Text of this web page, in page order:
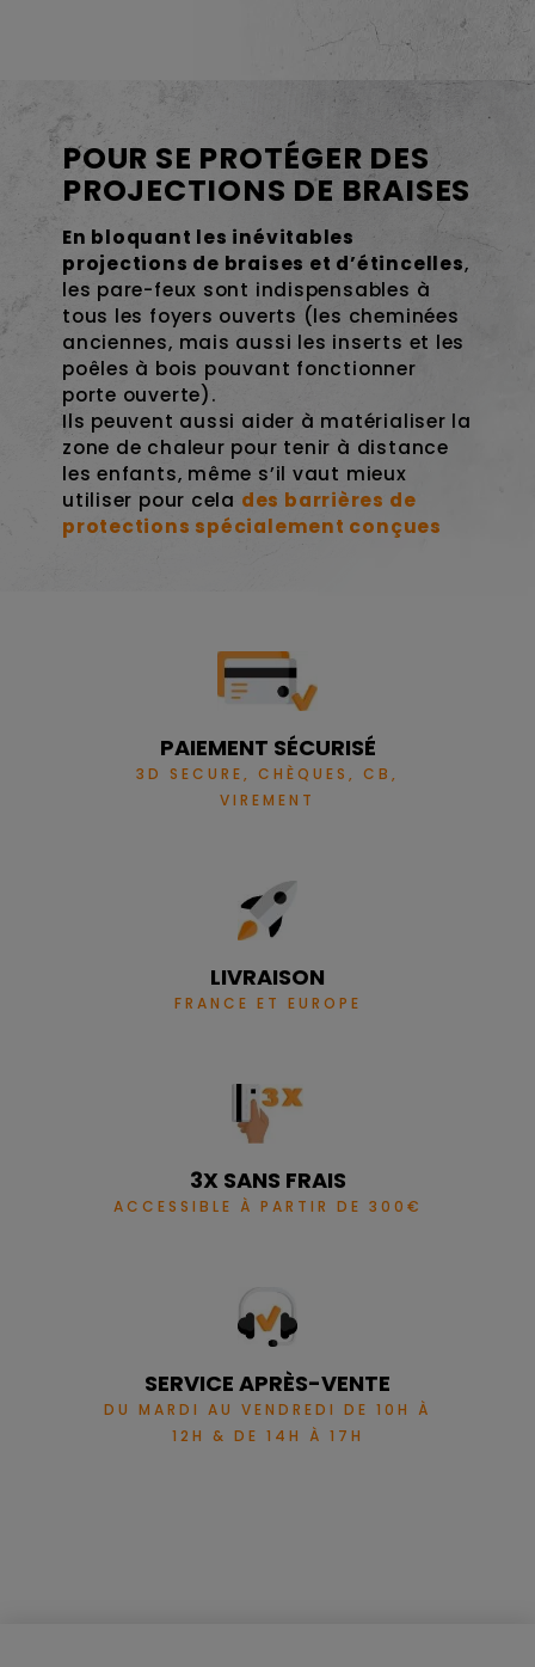
POUR SE PROTÉGER DES
PROJECTIONS DE BRAISES
En bloquant les inévitables
projections de braises et d’étincelles,
les pare-feux sont indispensables à
tous les foyers ouverts (les cheminées
anciennes, mais aussi les inserts et les
poêles à bois pouvant fonctionner
porte ouverte).
Ils peuvent aussi aider à matérialiser la
zone de chaleur pour tenir à distance
les enfants, même s’il vaut mieux
utiliser pour cela des barrières de
protections spécialement conçues
PAIEMENT SÉCURISÉ
3D SECURE, CHÈQUES, CB,
VIREMENT
LIVRAISON
FRANCE ET EUROPE
3X SANS FRAIS
ACCESSIBLE À PARTIR DE 300€
SERVICE APRÈS-VENTE
DU MARDI AU VENDREDI DE 10H À
12H & DE 14H À 17H